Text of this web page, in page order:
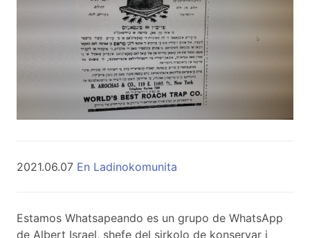
2021.06.07 En Ladinokomunita
Estamos Whatsapeando es un grupo de WhatsApp
de Albert Israel, shefe del sirkolo de konservar i